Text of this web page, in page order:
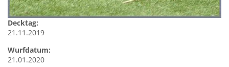
Decktag:
21.11.2019
Wurfdatum:
21.01.2020